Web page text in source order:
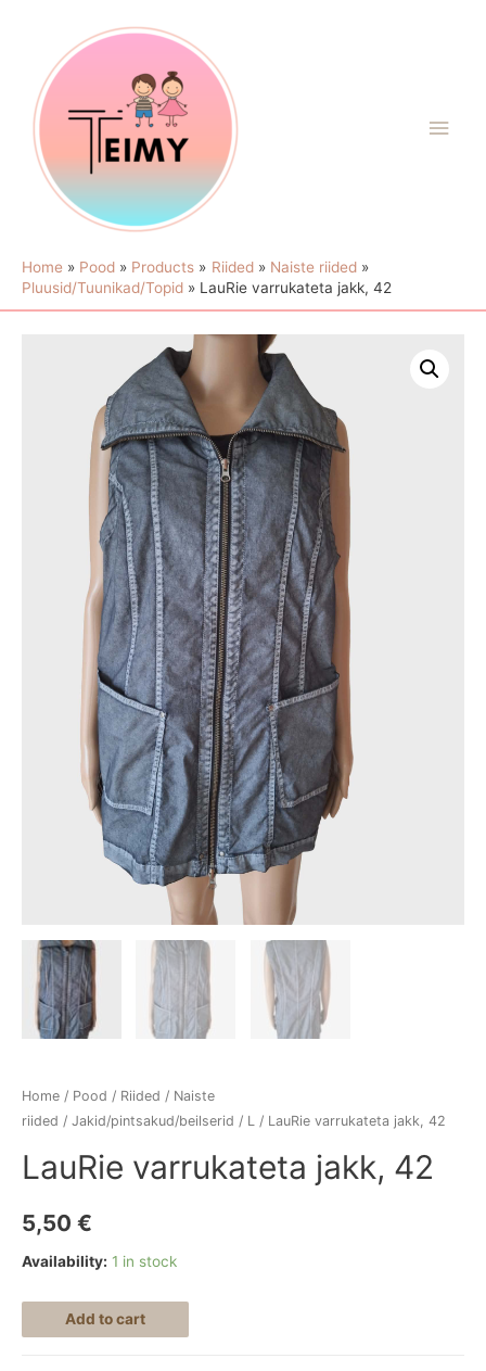
Home Pood Products Riided
Naiste riided
Pluusid/Tuunikad/Topid
LauRie varrukateta jakk, 42
Home / Pood / Riided / Naiste
riided / Jakid/pintsakud/beilserid / L / LauRie varrukateta jakk, 42
LauRie varrukateta jakk, 42
5,50 €
Availability: 1 in stock
Add to cart